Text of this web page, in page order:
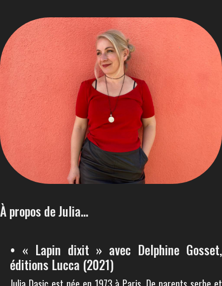
À propos de Julia...
• « Lapin dixit » avec Delphine Gosset,
éditions Lucca (2021)